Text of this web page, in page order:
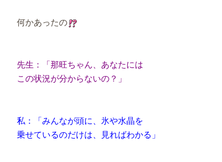
何かあったの
先生：「那旺ちゃん、あなたには
この状況が分からないの？」
私：「みんなが頭に、氷や水晶を
乗せているのだけは、見ればわかる」